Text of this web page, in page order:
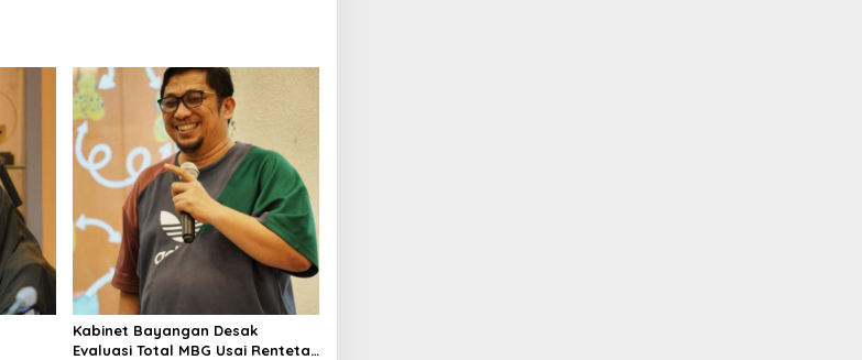
Kabinet Bayangan Desak
Evaluasi Total MBG Usai Rentetan